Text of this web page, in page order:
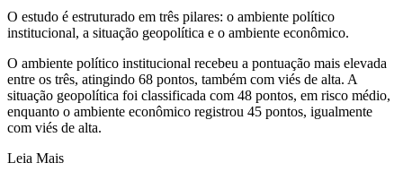
O estudo é estruturado em três pilares: o ambiente político
institucional, a situação geopolítica e o ambiente econômico.
O ambiente político institucional recebeu a pontuação mais elevada
entre os três, atingindo 68 pontos, também com viés de alta. A
situação geopolítica foi classificada com 48 pontos, em risco médio,
enquanto o ambiente econômico registrou 45 pontos, igualmente
com viés de alta.
Leia Mais